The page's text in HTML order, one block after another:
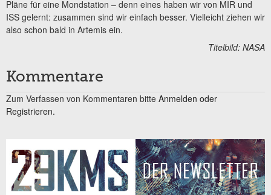
Pläne für eine Mondstation – denn eines haben wir von MIR und
ISS gelernt: zusammen sind wir einfach besser. Vielleicht ziehen wir
also schon bald in Artemis ein.
Titelbild: NASA
Kommentare
Zum Verfassen von Kommentaren bitte Anmelden oder
Registrieren.